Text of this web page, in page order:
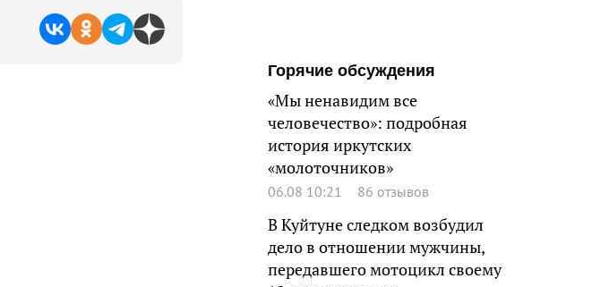
Горячие обсуждения
«Мы ненавидим все
человечество»: подробная
история иркутских
«молоточников»
06.08 10:21 86 отзывов
В Куйтуне следком возбудил
дело в отношении мужчины,
передавшего мотоцикл своему